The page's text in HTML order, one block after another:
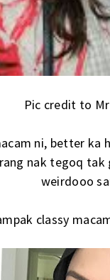
Pic credit to
ni, better
nak tegoq
weirdooo
classy